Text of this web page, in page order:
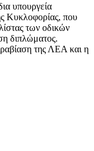
υπουργεία
Κυκλοφορίας, που
των οδικών
διπλώματος.
της ΛΕΑ και η